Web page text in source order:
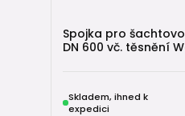
Spojka pro
DN 600 vč. těsnění
Skladem, ihned k
expedici